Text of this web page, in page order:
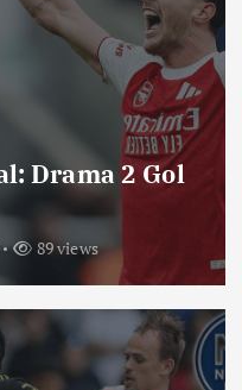
Drama 2 Gol
89 views